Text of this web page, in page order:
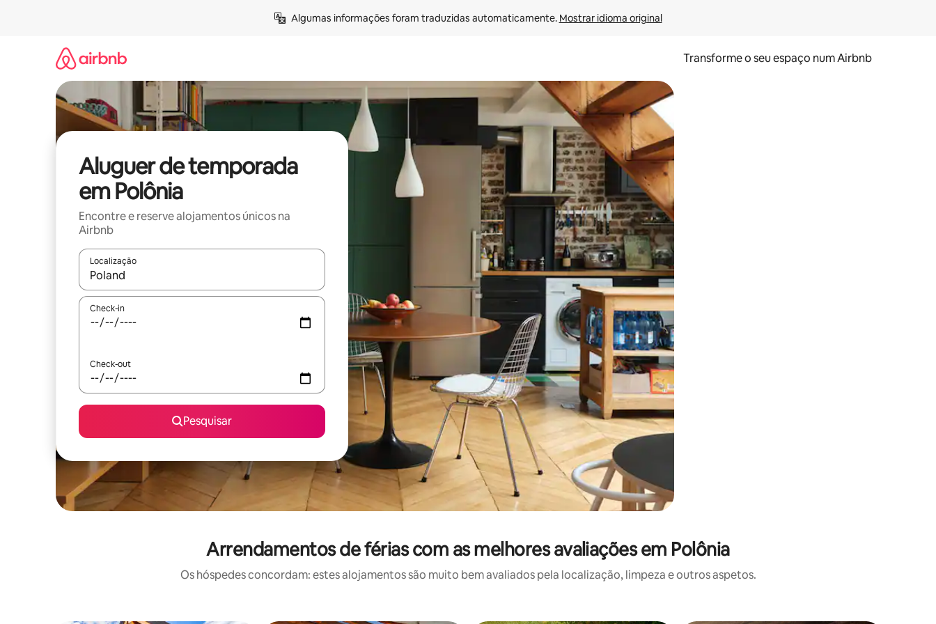
Algumas informações foram traduzidas automaticamente. Mostrar idioma original
Transforme o seu espaço num Airbnb
Aluguer de temporada
em Polônia
Encontre e reserve alojamentos únicos na
Airbnb
Localização
Quando os resultados estiverem disponíveis, navegue com as teclas de seta para cima e para baixo ou explore com gestos de toque ou deslize.
Check-in
Check-out
Pesquisar
Arrendamentos de férias com as melhores avaliações em Polônia
Os hóspedes concordam: estes alojamentos são muito bem avaliados pela localização, limpeza e outros aspetos.